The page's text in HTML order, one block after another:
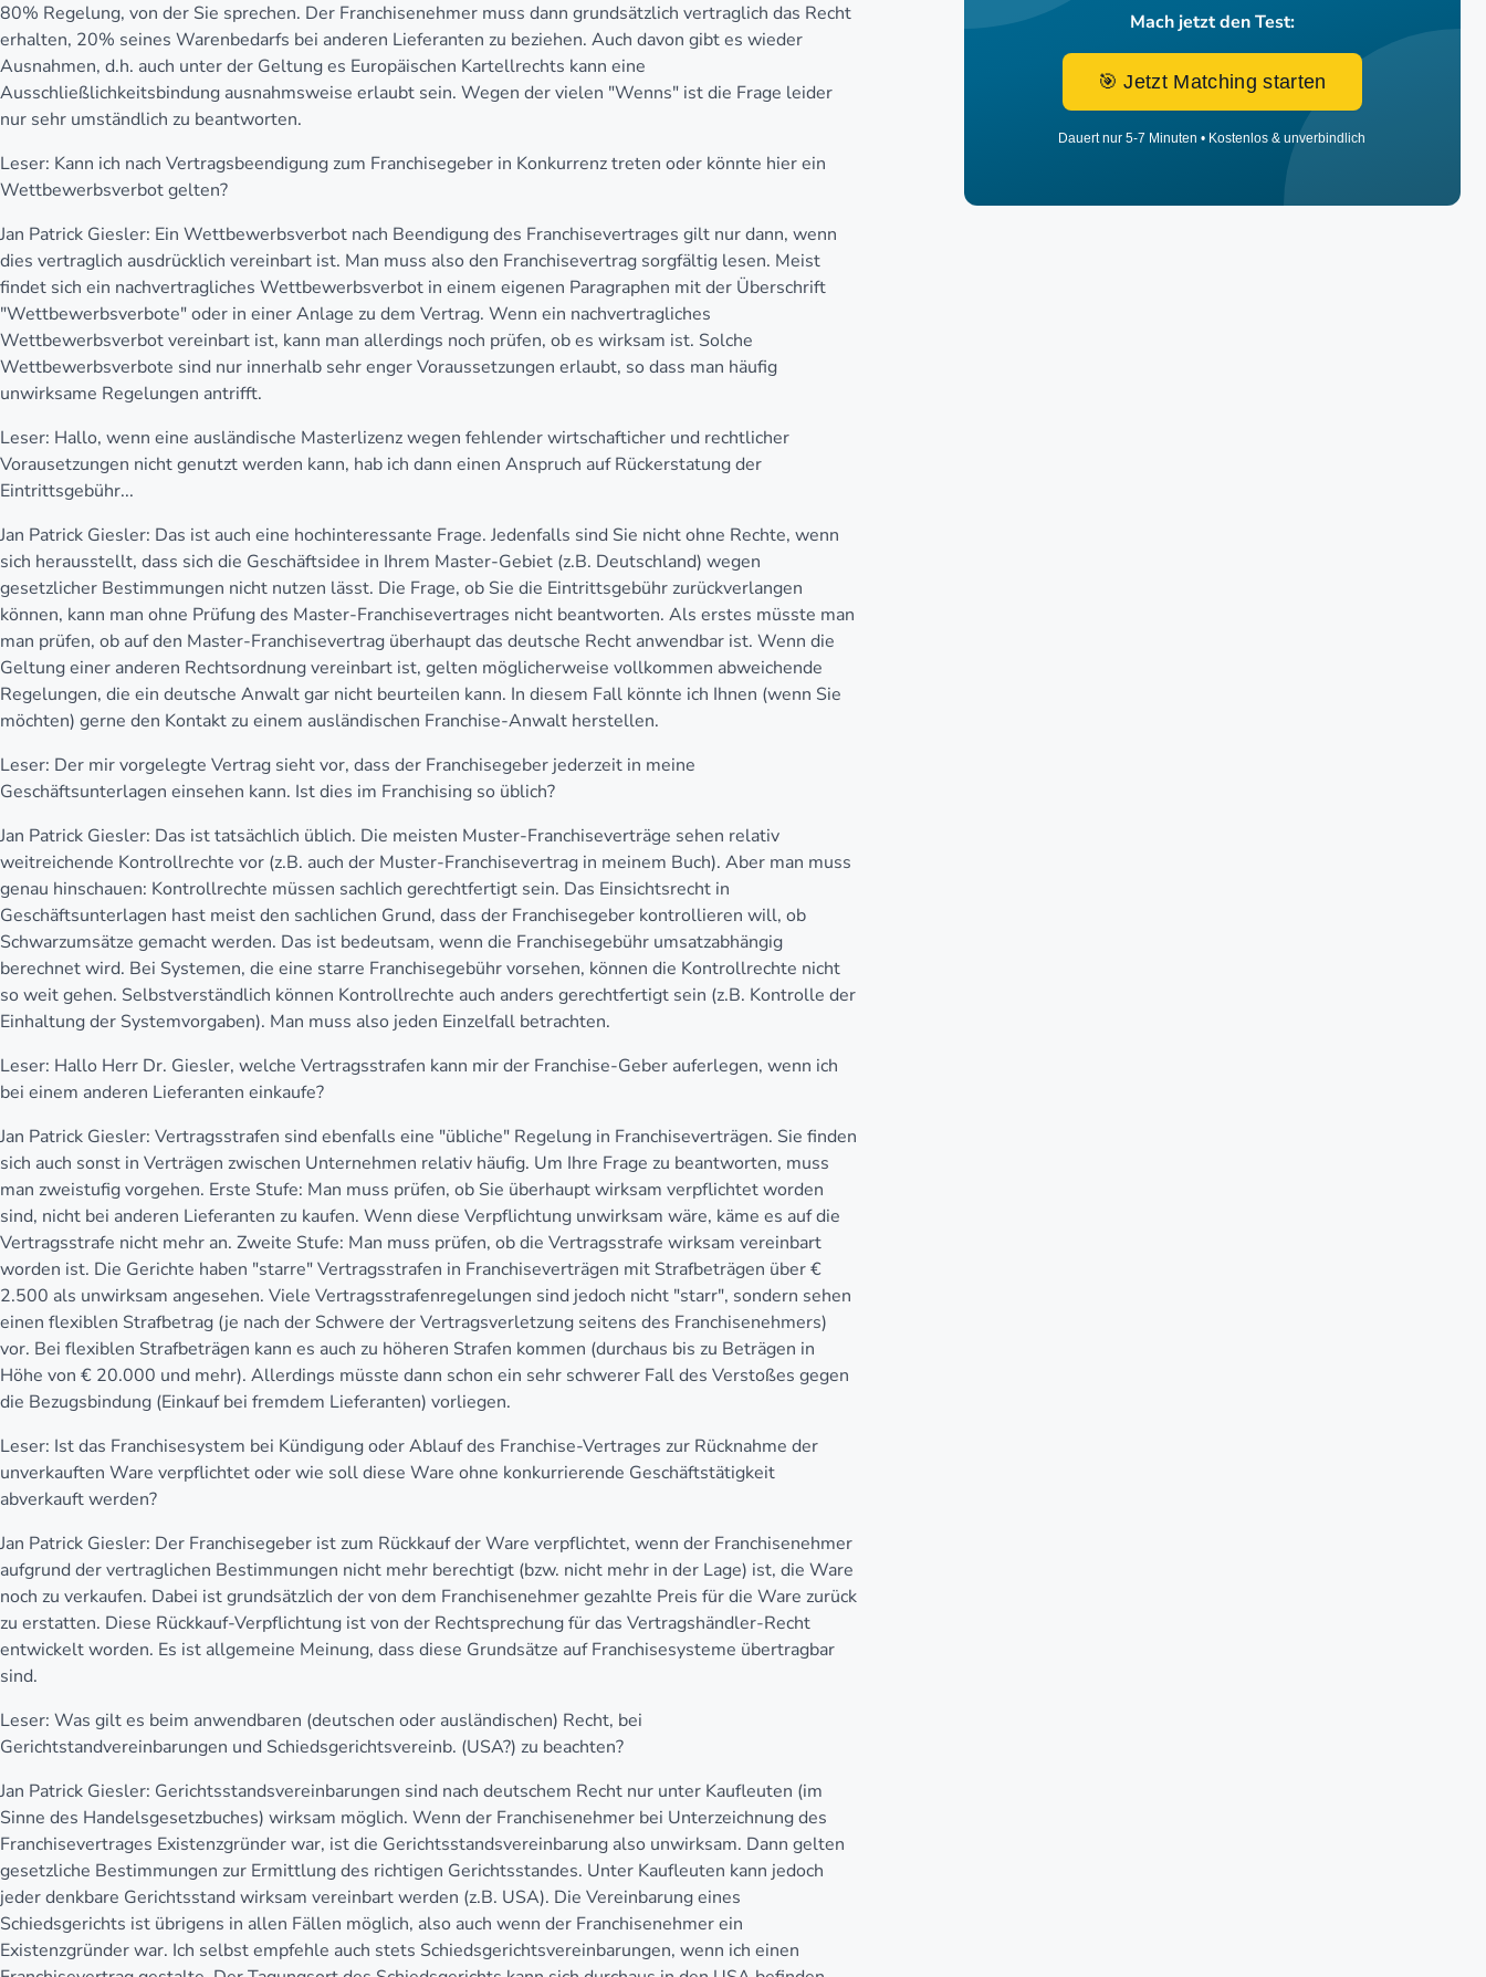
80% Regelung, von der Sie sprechen. Der Franchisenehmer muss dann grundsätzlich vertraglich das Recht
erhalten, 20% seines Warenbedarfs bei anderen Lieferanten zu beziehen. Auch davon gibt es wieder
Ausnahmen, d.h. auch unter der Geltung es Europäischen Kartellrechts kann eine
Ausschließlichkeitsbindung ausnahmsweise erlaubt sein. Wegen der vielen "Wenns" ist die Frage leider
nur sehr umständlich zu beantworten.
Leser: Kann ich nach Vertragsbeendigung zum Franchisegeber in Konkurrenz treten oder könnte hier ein
Wettbewerbsverbot gelten?
Jan Patrick Giesler: Ein Wettbewerbsverbot nach Beendigung des Franchisevertrages gilt nur dann, wenn
dies vertraglich ausdrücklich vereinbart ist. Man muss also den Franchisevertrag sorgfältig lesen. Meist
findet sich ein nachvertragliches Wettbewerbsverbot in einem eigenen Paragraphen mit der Überschrift
"Wettbewerbsverbote" oder in einer Anlage zu dem Vertrag. Wenn ein nachvertragliches
Wettbewerbsverbot vereinbart ist, kann man allerdings noch prüfen, ob es wirksam ist. Solche
Wettbewerbsverbote sind nur innerhalb sehr enger Voraussetzungen erlaubt, so dass man häufig
unwirksame Regelungen antrifft.
Leser: Hallo, wenn eine ausländische Masterlizenz wegen fehlender wirtschafticher und rechtlicher
Vorausetzungen nicht genutzt werden kann, hab ich dann einen Anspruch auf Rückerstatung der
Eintrittsgebühr...
Jan Patrick Giesler: Das ist auch eine hochinteressante Frage. Jedenfalls sind Sie nicht ohne Rechte, wenn
sich herausstellt, dass sich die Geschäftsidee in Ihrem Master-Gebiet (z.B. Deutschland) wegen
gesetzlicher Bestimmungen nicht nutzen lässt. Die Frage, ob Sie die Eintrittsgebühr zurückverlangen
können, kann man ohne Prüfung des Master-Franchisevertrages nicht beantworten. Als erstes müsste man
man prüfen, ob auf den Master-Franchisevertrag überhaupt das deutsche Recht anwendbar ist. Wenn die
Geltung einer anderen Rechtsordnung vereinbart ist, gelten möglicherweise vollkommen abweichende
Regelungen, die ein deutsche Anwalt gar nicht beurteilen kann. In diesem Fall könnte ich Ihnen (wenn Sie
möchten) gerne den Kontakt zu einem ausländischen Franchise-Anwalt herstellen.
Leser: Der mir vorgelegte Vertrag sieht vor, dass der Franchisegeber jederzeit in meine
Geschäftsunterlagen einsehen kann. Ist dies im Franchising so üblich?
Jan Patrick Giesler: Das ist tatsächlich üblich. Die meisten Muster-Franchiseverträge sehen relativ
weitreichende Kontrollrechte vor (z.B. auch der Muster-Franchisevertrag in meinem Buch). Aber man muss
genau hinschauen: Kontrollrechte müssen sachlich gerechtfertigt sein. Das Einsichtsrecht in
Geschäftsunterlagen hast meist den sachlichen Grund, dass der Franchisegeber kontrollieren will, ob
Schwarzumsätze gemacht werden. Das ist bedeutsam, wenn die Franchisegebühr umsatzabhängig
berechnet wird. Bei Systemen, die eine starre Franchisegebühr vorsehen, können die Kontrollrechte nicht
so weit gehen. Selbstverständlich können Kontrollrechte auch anders gerechtfertigt sein (z.B. Kontrolle der
Einhaltung der Systemvorgaben). Man muss also jeden Einzelfall betrachten.
Leser: Hallo Herr Dr. Giesler, welche Vertragsstrafen kann mir der Franchise-Geber auferlegen, wenn ich
bei einem anderen Lieferanten einkaufe?
Jan Patrick Giesler: Vertragsstrafen sind ebenfalls eine "übliche" Regelung in Franchiseverträgen. Sie finden
sich auch sonst in Verträgen zwischen Unternehmen relativ häufig. Um Ihre Frage zu beantworten, muss
man zweistufig vorgehen. Erste Stufe: Man muss prüfen, ob Sie überhaupt wirksam verpflichtet worden
sind, nicht bei anderen Lieferanten zu kaufen. Wenn diese Verpflichtung unwirksam wäre, käme es auf die
Vertragsstrafe nicht mehr an. Zweite Stufe: Man muss prüfen, ob die Vertragsstrafe wirksam vereinbart
worden ist. Die Gerichte haben "starre" Vertragsstrafen in Franchiseverträgen mit Strafbeträgen über €
2.500 als unwirksam angesehen. Viele Vertragsstrafenregelungen sind jedoch nicht "starr", sondern sehen
einen flexiblen Strafbetrag (je nach der Schwere der Vertragsverletzung seitens des Franchisenehmers)
vor. Bei flexiblen Strafbeträgen kann es auch zu höheren Strafen kommen (durchaus bis zu Beträgen in
Höhe von € 20.000 und mehr). Allerdings müsste dann schon ein sehr schwerer Fall des Verstoßes gegen
die Bezugsbindung (Einkauf bei fremdem Lieferanten) vorliegen.
Leser: Ist das Franchisesystem bei Kündigung oder Ablauf des Franchise-Vertrages zur Rücknahme der
unverkauften Ware verpflichtet oder wie soll diese Ware ohne konkurrierende Geschäftstätigkeit
abverkauft werden?
Jan Patrick Giesler: Der Franchisegeber ist zum Rückkauf der Ware verpflichtet, wenn der Franchisenehmer
aufgrund der vertraglichen Bestimmungen nicht mehr berechtigt (bzw. nicht mehr in der Lage) ist, die Ware
noch zu verkaufen. Dabei ist grundsätzlich der von dem Franchisenehmer gezahlte Preis für die Ware zurück
zu erstatten. Diese Rückkauf-Verpflichtung ist von der Rechtsprechung für das Vertragshändler-Recht
entwickelt worden. Es ist allgemeine Meinung, dass diese Grundsätze auf Franchisesysteme übertragbar
sind.
Leser: Was gilt es beim anwendbaren (deutschen oder ausländischen) Recht, bei
Gerichtstandvereinbarungen und Schiedsgerichtsvereinb. (USA?) zu beachten?
Jan Patrick Giesler: Gerichtsstandsvereinbarungen sind nach deutschem Recht nur unter Kaufleuten (im
Sinne des Handelsgesetzbuches) wirksam möglich. Wenn der Franchisenehmer bei Unterzeichnung des
Franchisevertrages Existenzgründer war, ist die Gerichtsstandsvereinbarung also unwirksam. Dann gelten
gesetzliche Bestimmungen zur Ermittlung des richtigen Gerichtsstandes. Unter Kaufleuten kann jedoch
jeder denkbare Gerichtsstand wirksam vereinbart werden (z.B. USA). Die Vereinbarung eines
Schiedsgerichts ist übrigens in allen Fällen möglich, also auch wenn der Franchisenehmer ein
Existenzgründer war. Ich selbst empfehle auch stets Schiedsgerichtsvereinbarungen, wenn ich einen
Mach jetzt den Test:
🎯 Jetzt Matching starten
Dauert nur 5-7 Minuten • Kostenlos & unverbindlich